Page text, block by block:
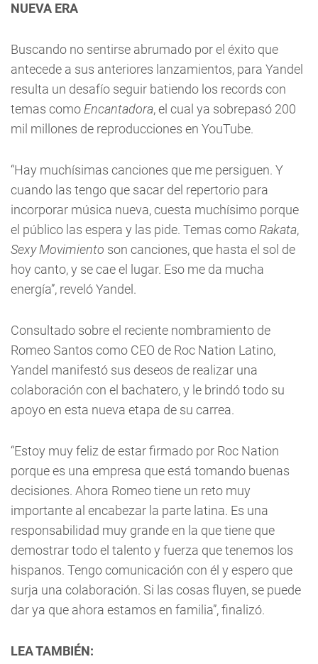
NUEVA ERA
Buscando no sentirse abrumado por el éxito que
antecede a sus anteriores lanzamientos, para Yandel
resulta un desafío seguir batiendo los records con
temas como Encantadora, el cual ya sobrepasó 200
mil millones de reproducciones en YouTube.
“Hay muchísimas canciones que me persiguen. Y
cuando las tengo que sacar del repertorio para
incorporar música nueva, cuesta muchísimo porque
el público las espera y las pide. Temas comoRakata,
Sexy Movimiento son canciones, que hasta el sol de
hoy canto, y se cae el lugar. Eso me da mucha
energía”, reveló Yandel.
Consultado sobre el reciente nombramiento de
Romeo Santos como CEO de Roc Nation Latino,
Yandel manifestó sus deseos de realizar una
colaboración con el bachatero, y le brindó todo su
apoyo en esta nueva etapa de su carrea.
“Estoy muy feliz de estar firmado por Roc Nation
porque es una empresa que está tomando buenas
decisiones. Ahora Romeo tiene un reto muy
importante al encabezar la parte latina. Es una
responsabilidad muy grande en la que tiene que
demostrar todo el talento y fuerza que tenemos los
hispanos. Tengo comunicación con él y espero que
surja una colaboración. Si las cosas fluyen, se puede
dar ya que ahora estamos en familia”, finalizó.
LEA TAMBIÉN: